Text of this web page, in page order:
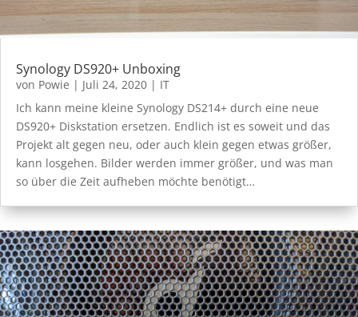
Synology DS920+ Unboxing
von Powie | Juli 24, 2020 | IT
Ich kann meine kleine Synology DS214+ durch eine neue
DS920+ Diskstation ersetzen. Endlich ist es soweit und das
Projekt alt gegen neu, oder auch klein gegen etwas größer,
kann losgehen. Bilder werden immer größer, und was man
so über die Zeit aufheben möchte benötigt…